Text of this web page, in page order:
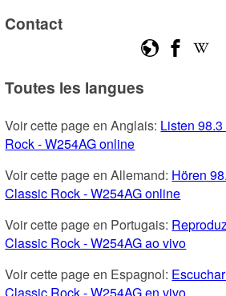
Contact
Toutes les langues
Voir cette page en Anglais: Listen
Rock - W254AG online
Voir cette page en Allemand: Hören
Classic Rock - W254AG online
Voir cette page en Portugais:
Classic Rock - W254AG ao vivo
Voir cette page en Espagnol:
Classic Rock - W254AG en vivo